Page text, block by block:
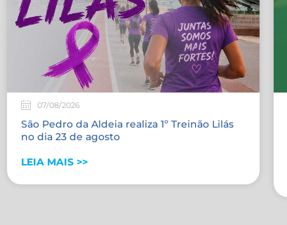
07/08/2026
São Pedro da Aldeia realiza 1º Treinão Lilás
no dia 23 de agosto
LEIA MAIS >>